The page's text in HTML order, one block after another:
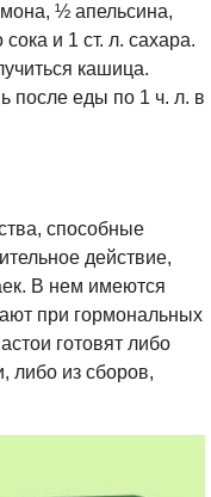
½ апельсина,
и 1 ст. л. сахара.
кашица.
после еды по 1 ч. л. в
способные
действие,
В нем имеются
при гормональных
готовят либо
либо из сборов,